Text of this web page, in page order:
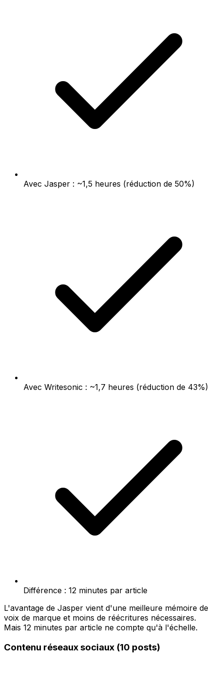
Avec Jasper : ~1,5 heures (réduction de 50%)
Avec Writesonic : ~1,7 heures (réduction de 43%)
Différence : 12 minutes par article
L'avantage de Jasper vient d'une meilleure mémoire de
voix de marque et moins de réécritures nécessaires.
Mais 12 minutes par article ne compte qu'à l'échelle.
Contenu réseaux sociaux (10 posts)